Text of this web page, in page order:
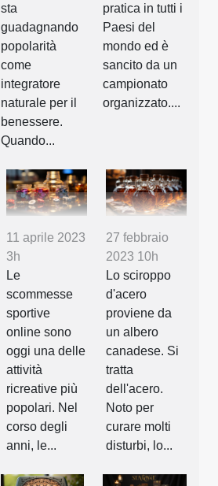
sta
guadagnando
popolarità
come
integratore
naturale per il
benessere.
Quando...
pratica in tutti i
Paesi del
mondo ed è
sancito da un
campionato
organizzato....
11 aprile 2023
3h
Le
scommesse
sportive
online sono
oggi una delle
attività
ricreative più
popolari. Nel
corso degli
anni, le...
27 febbraio
2023 10h
Lo sciroppo
d'acero
proviene da
un albero
canadese. Si
tratta
dell'acero.
Noto per
curare molti
disturbi, lo...